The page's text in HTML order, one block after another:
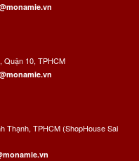
Quận 10, TPHCM
Thạnh, TPHCM (ShopHouse Sai